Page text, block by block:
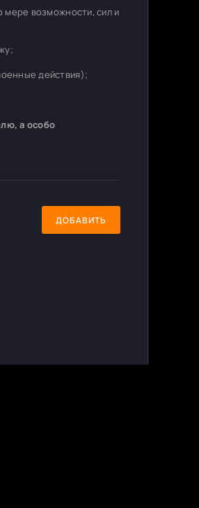
мере возможности, сил и
действия);
а особо
ДОБАВИТЬ